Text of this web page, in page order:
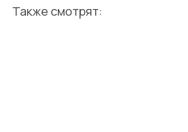
Также смотрят: